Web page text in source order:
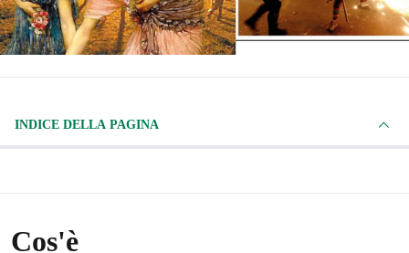
INDICE DELLA PAGINA
Cos'è